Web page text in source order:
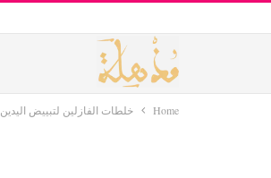
Home خلطات الفازلين لتبييض اليدين